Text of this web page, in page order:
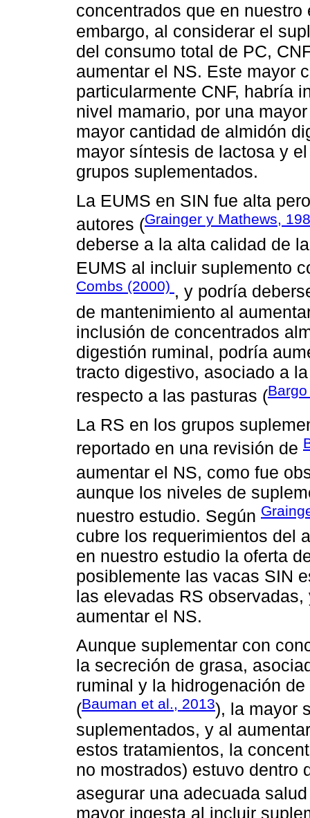
concentrados que en nuestro
embargo, al considerar el
del consumo total de PC,
aumentar el NS. Este mayor
particularmente CNF, habría
nivel mamario, por una
mayor cantidad de almidón
mayor síntesis de lactosa y
grupos suplementados.
La EUMS en SIN fue alta
autores (Grainger y Mathews,
deberse a la alta calidad de
EUMS al incluir suplemento
Combs (2000) , y podría
de mantenimiento al
inclusión de concentrados
digestión ruminal, podría
tracto digestivo, asociado a
respecto a las pasturas (
La RS en los grupos
reportado en una revisión de
aumentar el NS, como fue
aunque los niveles de
nuestro estudio. Según
cubre los requerimientos del
en nuestro estudio la oferta
posiblemente las vacas SIN
las elevadas RS
aumentar el NS.
Aunque suplementar con
la secreción de grasa,
ruminal y la hidrogenación
(Bauman et al., 2013), la mayor
suplementados, y al
estos tratamientos, la
no mostrados) estuvo dentro
asegurar una adecuada
mayor ingesta al incluir